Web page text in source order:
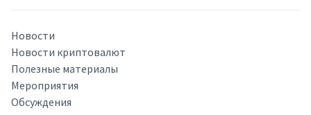
Новости
Новости криптовалют
Полезные материалы
Мероприятия
Обсуждения